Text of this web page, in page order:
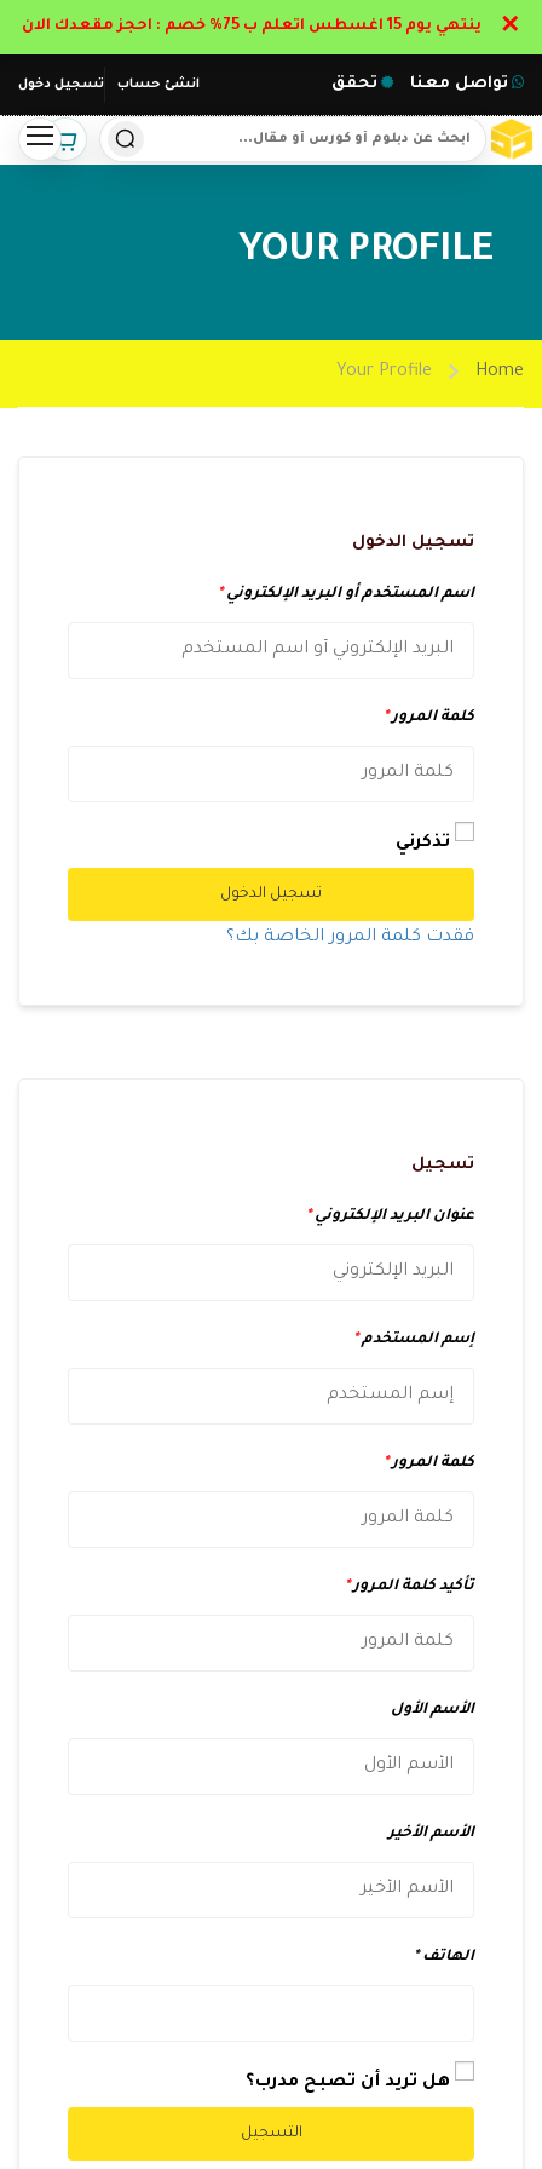
انشئ حساب تسجيل دخول تواصل معنا تحقق
YOUR PROFILE
Home
Your Profile
تسجيل الدخول
اسم المستخدم أو البريد الإلكتروني*
كلمة المرور*
تذكرني
تسجيل الدخول
فقدت كلمة المرور الخاصة بك؟
تسجيل
عنوان البريد الإلكتروني*
إسم المستخدم*
كلمة المرور*
تأكيد كلمة المرور*
الأسم الأول
الأسم الأخير
الهاتف
هل تريد أن تصبح مدرب؟
التسجيل
ينتهي يوم 15 اغسطس اتعلم ب 75% خصم : احجز مقعدك الان ✕